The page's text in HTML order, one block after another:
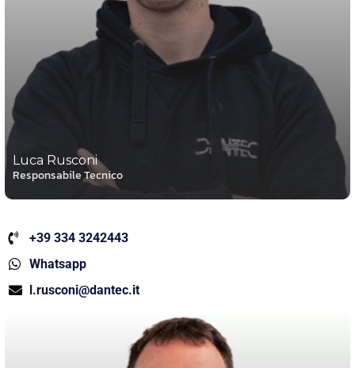
Luca Rusconi
Responsabile Tecnico
+39 334 3242443
Whatsapp
l.rusconi@dantec.it